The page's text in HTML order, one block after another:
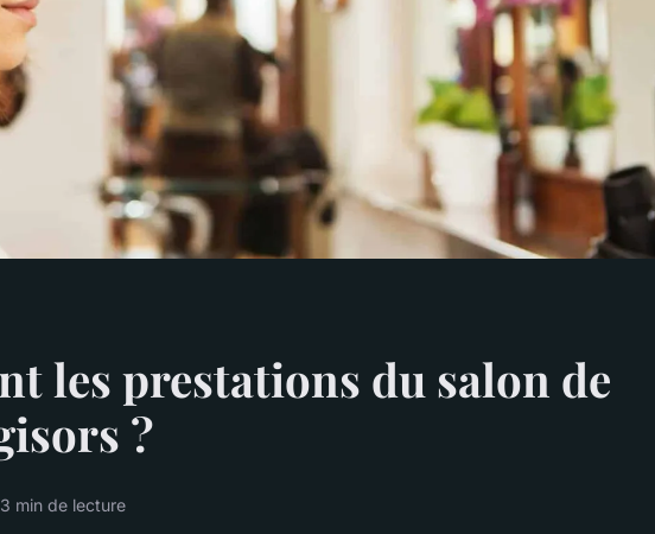
les prestations du salon de
?
3 min de lecture